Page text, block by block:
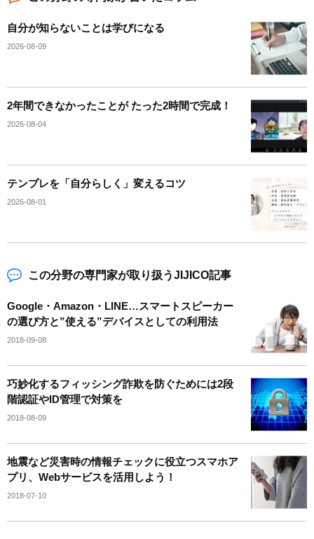
自分が知らないことは学びになる
2026-08-09
2年間できなかったことが たった2時間で完成！
2026-08-04
テンプレを「自分らしく」変えるコツ
2026-08-01
この分野の専門家が取り扱うJIJICO記事
Google・Amazon・LINE…スマートスピーカー
の選び方と”使える”デバイスとしての利用法
2018-09-08
巧妙化するフィッシング詐欺を防ぐためには2段
階認証やID管理で対策を
2018-08-09
地震など災害時の情報チェックに役立つスマホア
プリ、Webサービスを活用しよう！
2018-07-10